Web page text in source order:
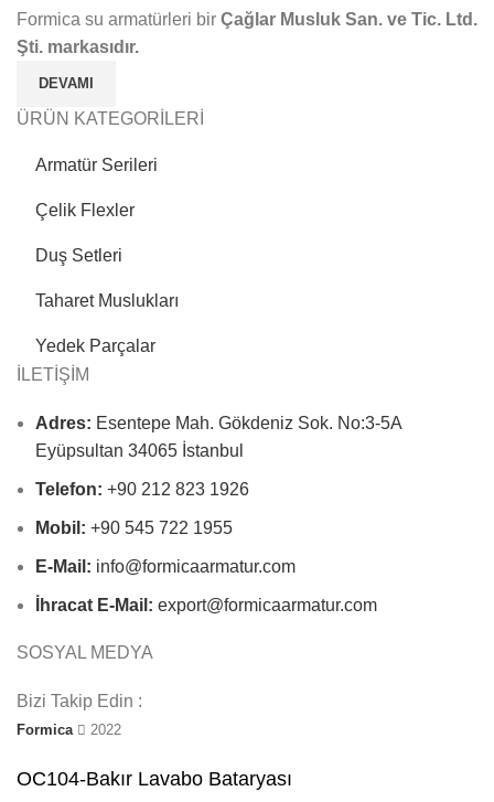
Formica su armatürleri bir Çağlar Musluk San. ve Tic. Ltd.
Şti. markasıdır.
DEVAMI
ÜRÜN KATEGORİLERİ
Armatür Serileri
Çelik Flexler
Duş Setleri
Taharet Muslukları
Yedek Parçalar
İLETİŞİM
Adres: Esentepe Mah. Gökdeniz Sok. No:3-5A
Eyüpsultan 34065 İstanbul
Telefon: +90 212 823 1926
Mobil: +90 545 722 1955
E-Mail: info@formicaarmatur.com
İhracat E-Mail: export@formicaarmatur.com
SOSYAL MEDYA
Bizi Takip Edin :
Formica 2022
OC104-Bakır Lavabo Bataryası